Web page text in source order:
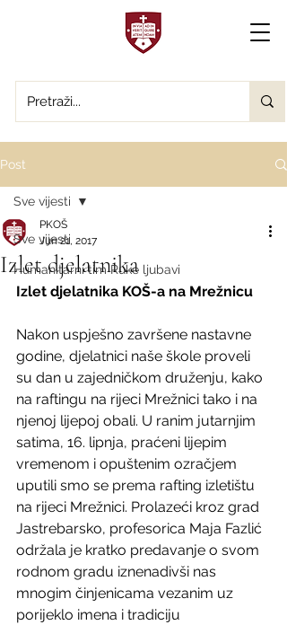
Post
Sve vijesti
Humanitarni tim Ruke ljubavi
Sve vijesti
Izlet djelatnika
PKOŠ
Jun 21, 2017
Izlet djelatnika KOŠ-a na Mrežnicu
Nakon uspješno završene nastavne
godine, djelatnici naše škole proveli
su dan u zajedničkom druženju, kako
na raftingu na rijeci Mrežnici tako i na
njenoj lijepoj obali. U ranim jutarnjim
satima, 16. lipnja, praćeni lijepim
vremenom i opuštenim ozračjem
uputili smo se prema rafting izletištu
na rijeci Mrežnici. Prolazeći kroz grad
Jastrebarsko, profesorica Maja Fazlić
održala je kratko predavanje o svom
rodnom gradu iznenadivši nas
mnogim činjenicama vezanim uz
porijeklo imena i tradiciju